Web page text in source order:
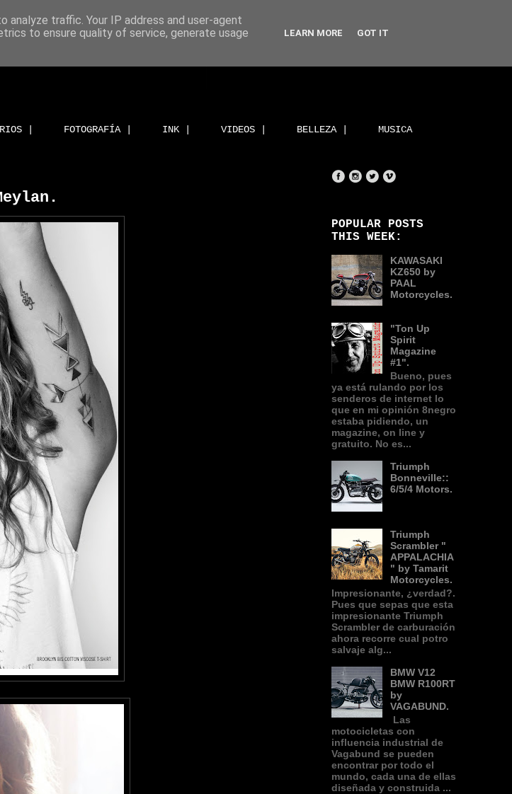
| FOTOGRAFÍA | INK | VIDEOS | BELLEZA | MUSICA
POPULAR POSTS
THIS WEEK:
KAWASAKI
KZ650 by
PAAL
Motorcycles.
"Ton Up
Spirit
Magazine
#1".
Bueno, pues
ya está rulando por los
senderos de internet lo
que en mi opinión 8negro
estaba pidiendo, un
magazine, on line y
gratuito. No es...
Triumph
Bonneville::
6/5/4 Motors.
Triumph
Scrambler "
APPALACHIA
" by Tamarit
Motorcycles.
Impresionante, ¿verdad?.
Pues que sepas que esta
impresionante Triumph
Scrambler de carburación
ahora recorre cual potro
salvaje alg...
BMW V12
BMW R100RT
by
VAGABUND.
Las
motocicletas con
influencia industrial de
Vagabund se pueden
encontrar por todo el
mundo, cada una de ellas
diseñada y construida ...
traffic. Your IP address and user-agent
to ensure quality of service, generate usage
LEARN MORE GOT IT